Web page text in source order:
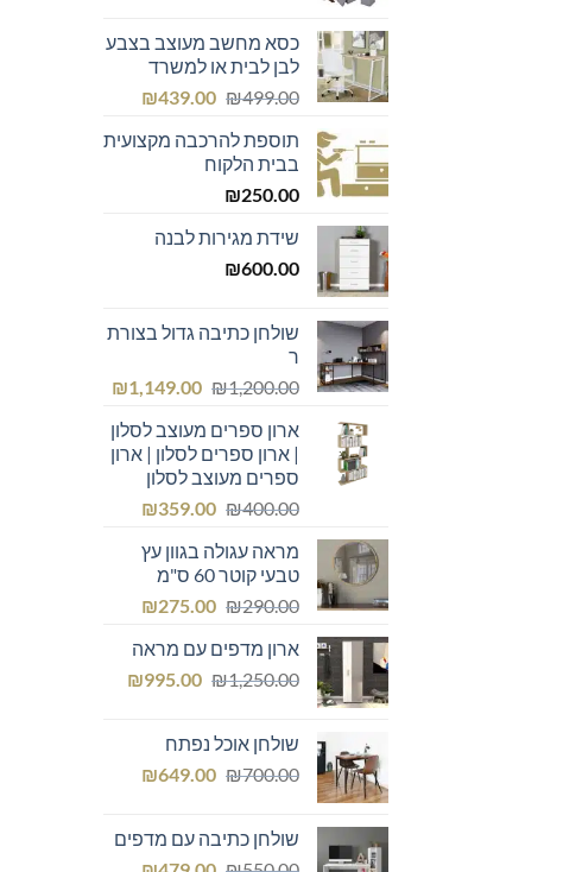
₪75.00.
₪65.00.
כסא מחשב מעוצב בצבע
לבן לבית או למשרד
₪499.00
המחיר
היה:
₪499.00.
₪439.00
המחיר
הוא:
תוספת להרכבה מקצועית
בבית הלקוח
₪250.00
שידת מגירות לבנה
₪600.00
שולחן כתיבה גדול בצורת
ר
₪1,200.00
המחיר
היה:
₪1,200.00.
₪1,149.00
המחיר
הוא:
₪1,149.00.
ארון ספרים מעוצב לסלון
| ארון ספרים לסלון | ארון
ספרים מעוצב לסלון
₪400.00
המחיר
היה:
₪400.00.
₪359.00
המחיר
הוא:מראה עגולה בגוון עץ
טבעי קוטר 60 ס"מ
₪290.00
המחיר
היה:
₪290.00.
₪275.00
המחיר
הוא:
₪275.00.
ארון מדפים עם מראה
₪1,250.00
המחיר
₪1,250.00.
₪995.00
המחיר
שולחן אוכל נפתח
₪700.00
המחיר
₪700.00.
₪649.00
המחיר
₪649.00.שולחן כתיבה עם מדפים